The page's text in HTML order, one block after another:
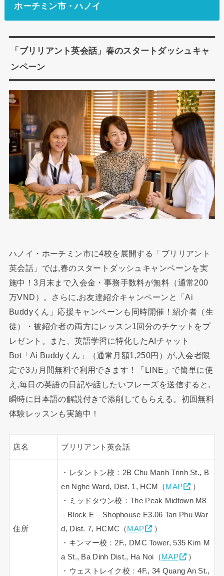
ホーチミン市・ハノイ
「ブリリアント英会話」春のスタートダッシュキャ
ンペーン
ハノイ・ホーチミン市に4校を展開する「ブリリアント
英会話」では,春のスタートダッシュキャンペーンを実
施中！3月末まで入会金・事務手数料が無料（通常200
万VND）。さらに,お友達紹介キャンペーンと「Ai
Buddyくん」応援キャンペーンも同時開催！紹介者（生
徒）・被紹介者の両方にレッスン1回分のチケットをプ
レゼント。また、英語学習に特化したAIチャット
Bot「Ai Buddyくん」（通常月額1,250円）が,入会者限
定で3カ月間無料で利用できます！「LINE」で簡単に使
え,毎日の英語の日記や話したいフレーズを送信すると,
瞬時に日本語の解説付きで添削してもらえる。初回無料
体験レッスンも実施中！
店名 ブリリアント英会話
住所
・レタントン校：2B Chu Manh Trinh St., B
en Nghe Ward, Dist. 1, HCM（ MAP
）
・ミッドタウン校：The Peak Midtown M8
– Block E – Shophouse E3.06 Tan Phu War
d, Dist. 7, HCMC（ MAP
）
・キンマー校：2F., DMC Tower, 535 Kim M
a St., Ba Dinh Dist., Ha Noi（ MAP
）
・ウェストレイク校：4F., 34 Quang An St.,